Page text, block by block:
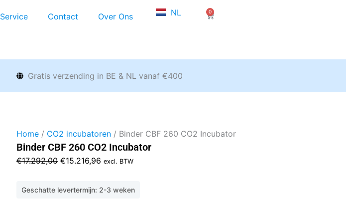
Service Contact Over Ons NL
EN
0
Winkelwagen
Gratis verzending in BE & NL vanaf €400
Home / CO2 incubatoren / Binder CBF 260 CO2 Incubator
Binder CBF 260 CO2 Incubator
€17.292,00 Oorspronkelijke
was:
€15.216,96 Huidige
is:
excl. BTW
Geschatte levertermijn: 2-3 weken